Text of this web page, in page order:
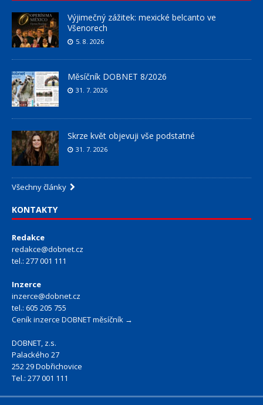
Výjimečný zážitek: mexické belcanto ve
Všenorech
5. 8. 2026
Měsíčník DOBNET 8/2026
31. 7. 2026
Skrze květ objevuji vše podstatné
31. 7. 2026
Všechny články
KONTAKTY
Redakce
redakce@dobnet.cz
tel.: 277 001 111
Inzerce
inzerce@dobnet.cz
tel.: 605 205 755
Ceník inzerce DOBNET měsíčník →
DOBNET, z.s.
Palackého 27
252 29 Dobřichovice
Tel.: 277 001 111